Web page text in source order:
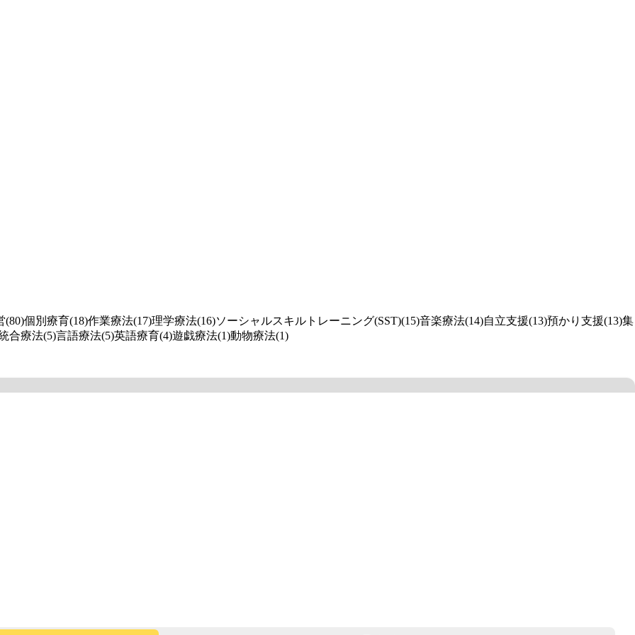
(80)個別療育(18)作業療法(17)理学療法(16)ソーシャルスキルトレーニング(SST)(15)音楽療法(14)自立支援(13)預かり支援(13)集
合療法(5)言語療法(5)英語療育(4)遊戯療法(1)動物療法(1)